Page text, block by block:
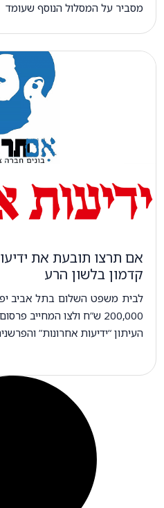
מסביר על המסלול הנוסף שעומד
אם תרצו תובעת את
קדמון בלשון הרע
לבית משפט השלום בתל אביב
200,000 ש”ח ולצו המחייב
העיתון “ידיעות אחרונות”